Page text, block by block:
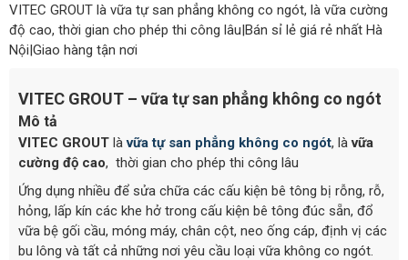
VITEC GROUT là vữa tự san phẳng không co ngót, là vữa cường
độ cao, thời gian cho phép thi công lâu|Bán sỉ lẻ giá rẻ nhất Hà
Nội|Giao hàng tận nơi
VITEC GROUT – vữa tự san phẳng không co ngót
Mô tả
VITEC GROUT làvữa tự san phẳng không co ngót, làvữa
cường độ cao, thời gian cho phép thi công lâu
Ứng dụng nhiều để sửa chữa các cấu kiện bê tông bị rỗng, rỗ,
hỏng, lấp kín các khe hở trong cấu kiện bê tông đúc sẵn, đổ
vữa bệ gối cầu, móng máy, chân cột, neo ống cáp, định vị các
bu lông và tất cả những nơi yêu cầu loại vữa không co ngót.